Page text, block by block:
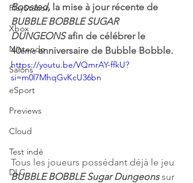
PlayStation
Xbox
Nintendo
Salons
eSport
Previews
Cloud
Test indé
DLC
Boosted, la mise à jour récente de
BUBBLE BOBBLE SUGAR
DUNGEONS afin de célébrer le
40ème anniversaire de Bubble Bobble.
https://youtu.be/VQmrAY-ffkU?
si=m0l7MhqGvKcU36bn
Tous les joueurs possédant déjà le jeu
BUBBLE BOBBLE Sugar Dungeons sur